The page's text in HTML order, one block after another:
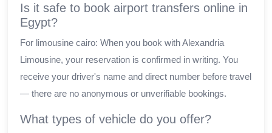
Is it safe to book airport transfers online in
Egypt?
For limousine cairo: When you book with Alexandria
Limousine, your reservation is confirmed in writing. You
receive your driver's name and direct number before travel
— there are no anonymous or unverifiable bookings.
What types of vehicle do you offer?